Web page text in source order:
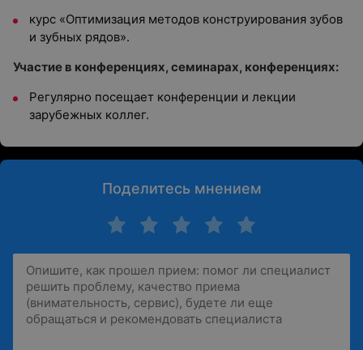
курс «Оптимизация методов конструирования зубов
и зубных рядов».
Участие в конференциях, семинарах, конференциях:
Регулярно посещает конференции и лекции
зарубежных коллег.
Поделитесь мнением